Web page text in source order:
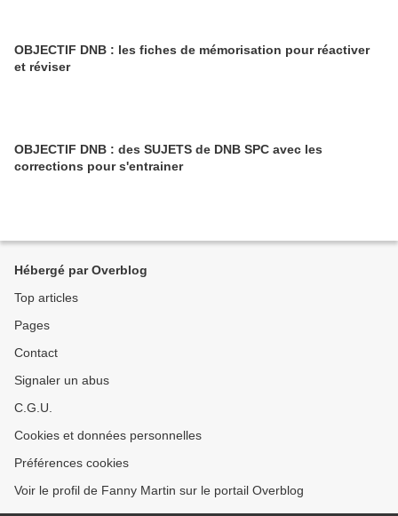
OBJECTIF DNB : les fiches de mémorisation pour réactiver
et réviser
OBJECTIF DNB : des SUJETS de DNB SPC avec les
corrections pour s'entrainer
Hébergé par Overblog
Top articles
Pages
Contact
Signaler un abus
C.G.U.
Cookies et données personnelles
Préférences cookies
Voir le profil de Fanny Martin sur le portail Overblog